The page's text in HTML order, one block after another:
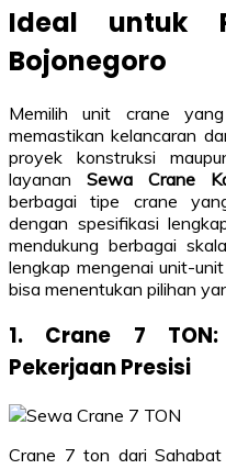
Ideal untuk
Bojonegoro
Memilih unit crane
memastikan kelancaran
proyek konstruksi
layanan Sewa Crane
berbagai tipe crane
dengan spesifikasi
mendukung berbagai
lengkap mengenai unit-
bisa menentukan pilihan
1. Crane 7
Pekerjaan Presisi
Crane 7 ton dari